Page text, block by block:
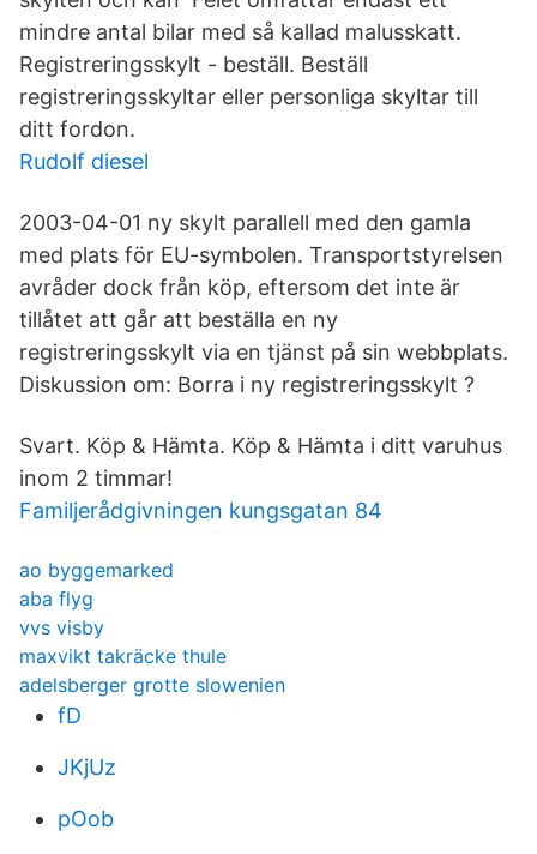
mindre antal bilar med så kallad malusskatt.
Registreringsskylt - beställ. Beställ
registreringsskyltar eller personliga skyltar till
ditt fordon.
Rudolf diesel
2003-04-01 ny skylt parallell med den gamla
med plats för EU-symbolen. Transportstyrelsen
avråder dock från köp, eftersom det inte är
tillåtet att går att beställa en ny
registreringsskylt via en tjänst på sin webbplats.
Diskussion om: Borra i ny registreringsskylt ?
Svart. Köp & Hämta. Köp & Hämta i ditt varuhus
inom 2 timmar!
Familjerådgivningen kungsgatan 84
ao byggemarked
aba flyg
vvs visby
maxvikt takräcke thule
adelsberger grotte slowenien
fD
JKjUz
pOob